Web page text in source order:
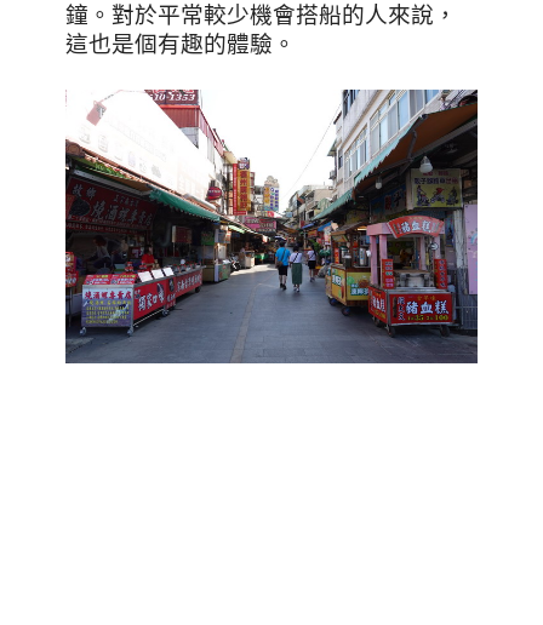
鐘。對於平常較少機會搭船的人來說，
這也是個有趣的體驗。